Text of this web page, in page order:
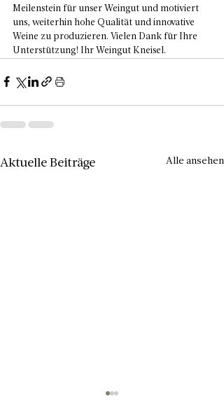
Meilenstein für unser Weingut und motiviert
uns, weiterhin hohe Qualität und innovative
Weine zu produzieren. Vielen Dank für Ihre
Unterstützung! Ihr Weingut Kneisel.
Aktuelle Beiträge Alle ansehen